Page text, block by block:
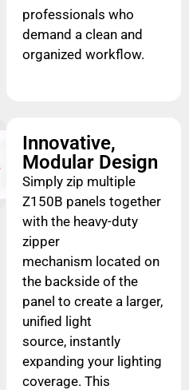
professionals who
demand a clean and
organized workflow.
Innovative,
Modular Design
Simply zip multiple
Z150B panels together
with the heavy-duty
zipper
mechanism located on
the backside of the
panel to create a larger,
unified light
source, instantly
expanding your lighting
coverage. This